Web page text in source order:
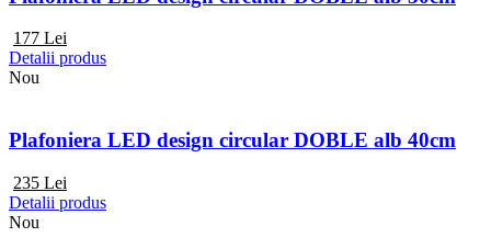
177 Lei
Detalii produs
Nou
Plafoniera LED design circular DOBLE alb 40cm
235 Lei
Detalii produs
Nou